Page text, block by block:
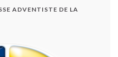
ADVENTISTE DE LA